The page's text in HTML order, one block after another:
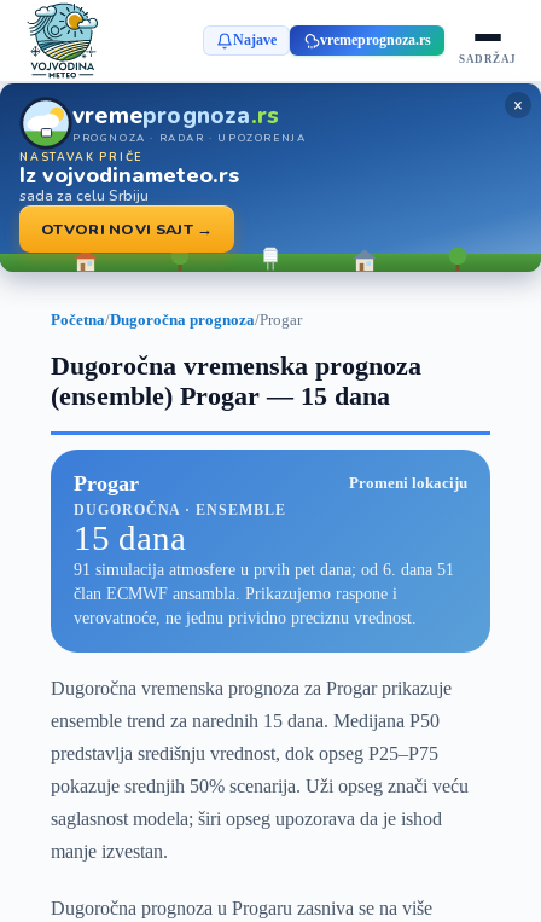
Najave vremeprognoza.rs
SADRŽAJ
vremeprognoza.rs
PROGNOZA · RADAR · UPOZORENJA
NASTAVAK PRIČE
Iz vojvodinameteo.rs
sada za celu Srbiju
OTVORI NOVI SAJT →
×
Početna/Dugoročna prognoza/Progar
Dugoročna vremenska prognoza
(ensemble) Progar — 15 dana
Progar Promeni lokaciju
DUGOROČNA · ENSEMBLE
15 dana
91 simulacija atmosfere u prvih pet dana; od 6. dana 51
član ECMWF ansambla. Prikazujemo raspone i
verovatnoće, ne jednu prividno preciznu vrednost.
Dugoročna vremenska prognoza za Progar prikazuje
ensemble trend za narednih 15 dana. Medijana P50
predstavlja središnju vrednost, dok opseg P25–P75
pokazuje srednjih 50% scenarija. Uži opseg znači veću
saglasnost modela; širi opseg upozorava da je ishod
manje izvestan.
Dugoročna prognoza u Progaru zasniva se na više